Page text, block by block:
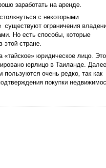
заработать на аренде.
с некоторыми
существуют ограничения
Но есть способы, которые
этой стране.
юридическое лицо. Это
юрлицо в Таиланде. Далее
пользуются очень редко, так как
покупки